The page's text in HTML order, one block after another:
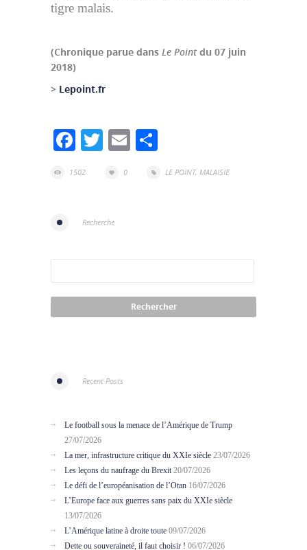
tigre malais.
(Chronique parue dans Le Pointdu 07 juin
2018)
> Lepoint.fr
Facebook
TwitterEmail
1502 0 LE POINT, MALAISIE
Recherche
Recent Posts
Le football sous la menace de l’Amérique de Trump
27/07/2026
La mer, infrastructure critique du XXIe siècle 23/07/2026
Les leçons du naufrage du Brexit 20/07/2026
Le défi de l’européanisation de l’Otan 16/07/2026
L’Europe face aux guerres sans paix du XXIe siècle
13/07/2026
L’Amérique latine à droite toute 09/07/2026
Dette ou souveraineté, il faut choisir ! 06/07/2026